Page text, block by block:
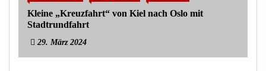
Kleine „Kreuzfahrt“ von Kiel nach Oslo mit
Stadtrundfahrt
29. März 2024